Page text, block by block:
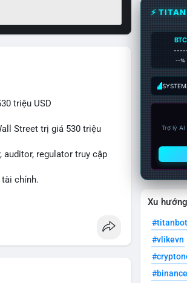
triệu USD
Street trị giá 530 triệu
auditor, regulator truy cập
chính.
⚡
BTC
--%
Trợ lý
Xu
#titanbot
#vlikevn